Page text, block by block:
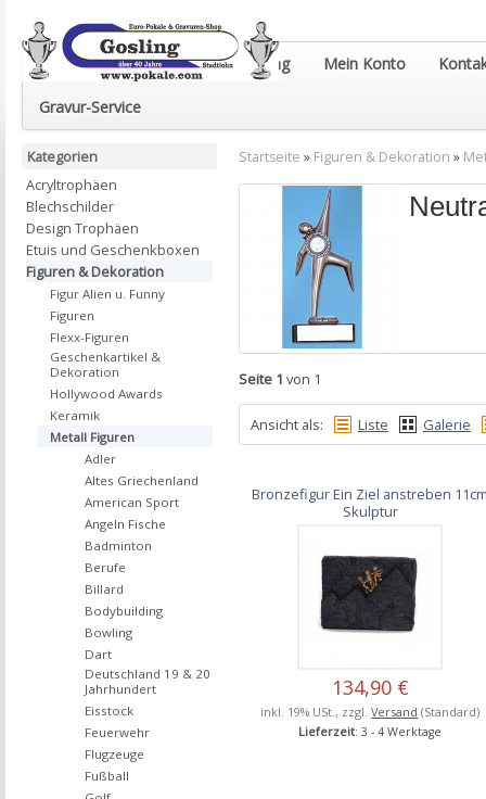
Euro-Pokale & Gravur-Shop Gosling Mein Konto
Gravur-Service
Startseite » Figuren & Dekoration »
Seite 1 von 1
Ansicht als: Liste Galerie
Bronzefigur Ein Ziel anstreben
Skulptur
134,90 €
inkl. 19% USt., zzgl.Versand (Standard)
Lieferzeit: 3 - 4 Werktage
Kategorien
Acryltrophäen
Blechschilder
Design Trophäen
Etuis und Geschenkboxen
Figuren & Dekoration
Figur Alien u. Funny
Figuren
Flexx-Figuren
Geschenkartikel &
Dekoration
Hollywood Awards
Keramik
Metall Figuren
Adler
Altes Griechenland
American Sport
Angeln Fische
Badminton
Berufe
Billard
Bodybuilding
Bowling
Dart
Deutschland 19 & 20
Jahrhundert
Eisstock
Feuerwehr
Flugzeuge
Fußball